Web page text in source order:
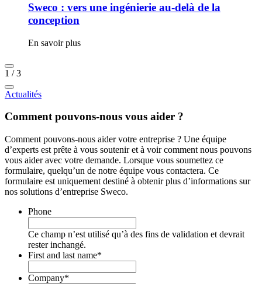
Sweco : vers une ingénierie au-delà de la
conception
En savoir plus
1 /3
Actualités
Comment pouvons-nous vous aider ?
Comment pouvons-nous aider votre entreprise ? Une équipe
d’experts est prête à vous soutenir et à voir comment nous pouvons
vous aider avec votre demande. Lorsque vous soumettez ce
formulaire, quelqu’un de notre équipe vous contactera. Ce
formulaire est uniquement destiné à obtenir plus d’informations sur
nos solutions d’entreprise Sweco.
Phone
Ce champ n’est utilisé qu’à des fins de validation et devrait
rester inchangé.
First and last name*
Company*